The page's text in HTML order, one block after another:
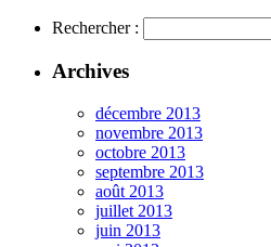
Rechercher :
Archives
décembre 2013
novembre 2013
octobre 2013
septembre 2013
août 2013
juillet 2013
juin 2013